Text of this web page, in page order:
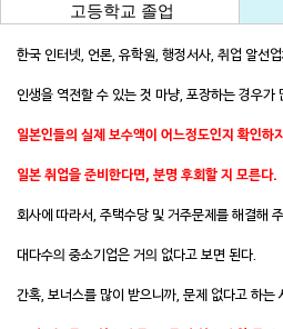
고등학교 졸업
한국 인터넷, 언론, 유학원, 행정서사, 취업 알선
인생을 역전할 수 있는 것 마냥, 포장하는 경우가
일본인들의 실제 보수액이 어느정도인지 확인하
일본 취업을 준비한다면, 분명 후회할 지 모른다.
회사에 따라서, 주택수당 및 거주문제를 해결해
대다수의 중소기업은 거의 없다고 보면 된다.
간혹, 보너스를 많이 받으니까, 문제 없다고 하는